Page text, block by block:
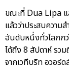
ขณะที่ Dua Lipa แ
แล้วว่าประสบควา
อันดับหนึ่งทั่วโลกก
ได้ถึง 8 สัปดาห์ รว
จากเวทีบริท อวอร์